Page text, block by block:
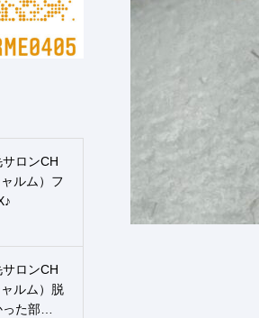
ロンCH
ルム）フ
ロンCH
ルム）脱
た部